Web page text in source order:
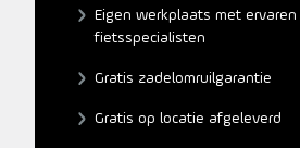
Eigen werkplaats met ervaren
fietsspecialisten
Gratis zadelomruilgarantie
Gratis op locatie afgeleverd